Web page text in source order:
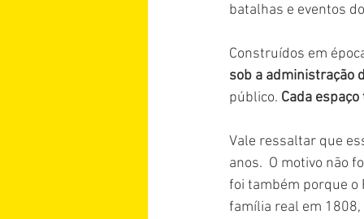
batalhas e eventos
Construídos em
sob a administração
público. Cada
Vale ressaltar que
anos.  O motivo não
foi também porque o
família real em